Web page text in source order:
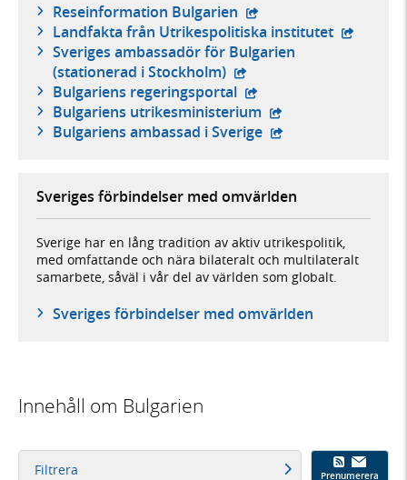
Reseinformation Bulgarien - extern webbplats,
Landfakta från Utrikespolitiska institutet - extern
Sveriges ambassadör för Bulgarien
(stationerad i Stockholm) - extern webbplats,
Bulgariens regeringsportal - extern webbplats,
Bulgariens utrikesministerium - extern webbplats,
Bulgariens ambassad i Sverige - extern webbplats,
Sveriges förbindelser med omvärlden
Sverige har en lång tradition av aktiv utrikespolitik,
med omfattande och nära bilateralt och multilateralt
samarbete, såväl i vår del av världen som globalt.
Sveriges förbindelser med omvärlden
Innehåll om Bulgarien
Filtrera Prenumerera